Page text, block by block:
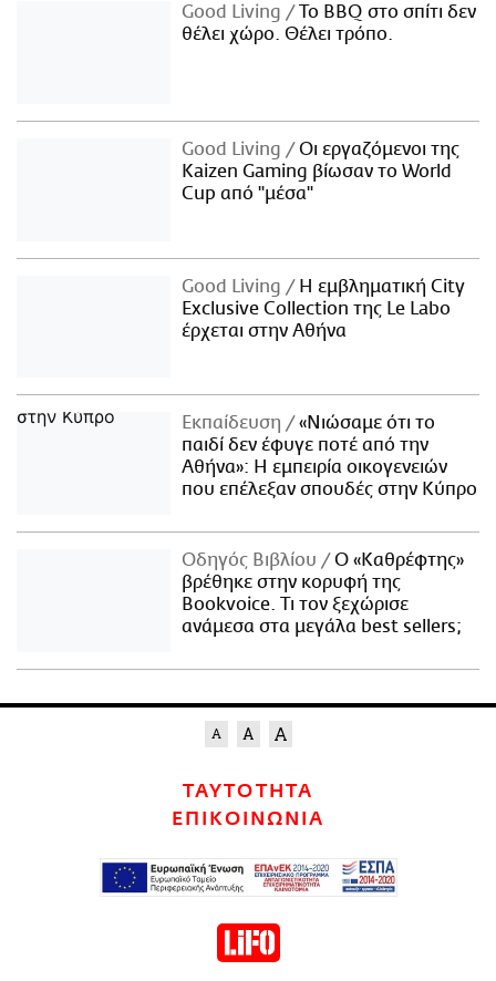
Good Living
Το BBQ στο σπίτι δεν
θέλει χώρο. Θέλει τρόπο.
Good Living
Οι εργαζόμενοι της
Kaizen Gaming βίωσαν το World
Cup από "μέσα"
Good Living
Η εμβληματική City
Exclusive Collection της Le Labo
έρχεται στην Αθήνα
Εκπαίδευση
«Νιώσαμε ότι το
παιδί δεν έφυγε ποτέ από την
Αθήνα»: Η εμπειρία οικογενειών
που επέλεξαν σπουδές στην Κύπρο
Οδηγός Βιβλίου
Ο «Καθρέφτης»
βρέθηκε στην κορυφή της
Bookvoice. Τι τον ξεχώρισε
ανάμεσα στα μεγάλα best sellers;
ΤΑΥΤΟΤΗΤΑ
ΕΠΙΚΟΙΝΩΝΙΑ